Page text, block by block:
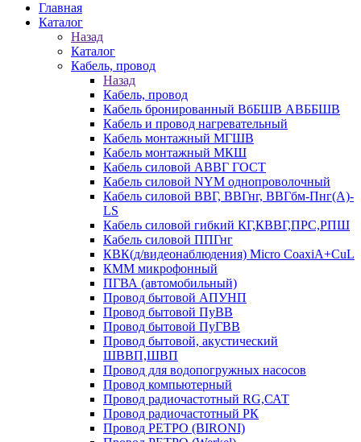
Главная
Каталог
Назад
Каталог
Кабель, провод
Назад
Кабель, провод
Кабель бронированный ВбБШВ АВББШВ
Кабель и провод нагревательный
Кабель монтажный МГШВ
Кабель монтажный МКШ
Кабель силовой АВВГ ГОСТ
Кабель силовой NYM однопроволочный
Кабель силовой ВВГ, ВВГнг, ВВГбм-Пнг(А)-
LS
Кабель силовой гибкий КГ,КВВГ,ПРС,РПШ
Кабель силовой ППГнг
КВК(д/видеонаблюдения) Micro CoaxiA+CuL
КММ микрофонный
ПГВА (автомобильный)
Провод бытовой АПУНП
Провод бытовой ПуВВ
Провод бытовой ПуГВВ
Провод бытовой, акустический
ШВВП,ШВП
Провод для водопогружных насосов
Провод компьютерный
Провод радиочастотный RG,САТ
Провод радиочастотный РК
Провод РЕТРО (BIRONI)